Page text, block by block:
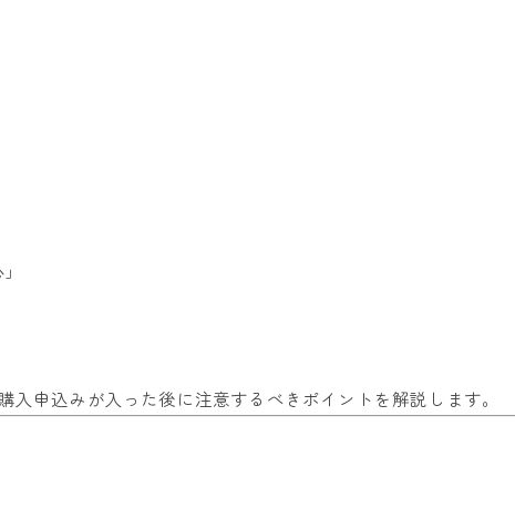
入申込みが入った後に注意するべきポイントを解説します。